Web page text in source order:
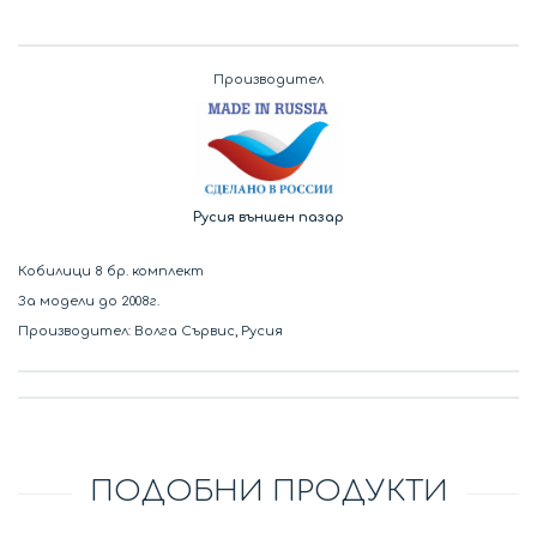
Производител
Русия външен пазар
Кобилици 8 бр. комплект
За модели до 2008г.
Производител: Волга Сървис, Русия
ПОДОБНИ ПРОДУКТИ